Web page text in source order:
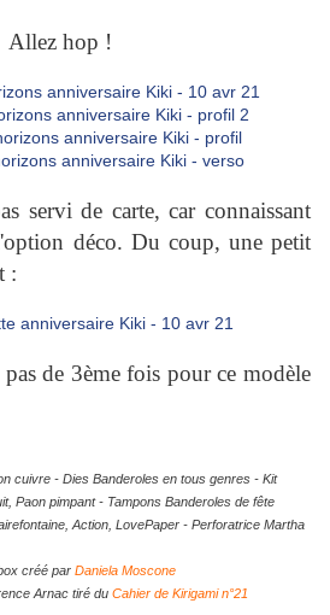
Allez hop !
servi de carte, car connaissant
déco. Du coup, une petit
:
de 3ème fois pour ce modèle
cuivre - Dies Banderoles en tous genres - Kit
Paon pimpant - Tampons Banderoles de fête
Action, LovePaper - Perforatrice Martha
créé par Daniela Moscone
Arnac tiré du Cahier de Kirigami n°21